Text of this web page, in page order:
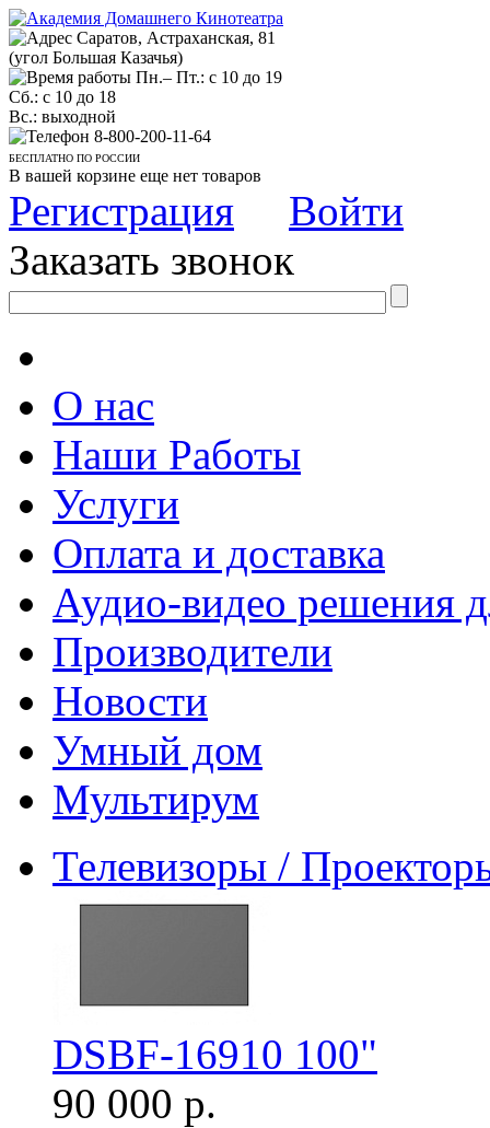
Саратов, Астраханская, 81
(угол Большая Казачья)
Пн.– Пт.: с 10 до 19
Сб.: с 10 до 18
Вс.: выходной
8-800-200-11-64
БЕСПЛАТНО ПО РОССИИ
В вашей корзине еще нет товаров
Регистрация
Войти
Заказать звонок
О нас
Наши Работы
Услуги
Оплата и доставка
Аудио-видео решения
Производители
Новости
Умный дом
Мультирум
Телевизоры /
DSBF-16910 100"
90 000 р.